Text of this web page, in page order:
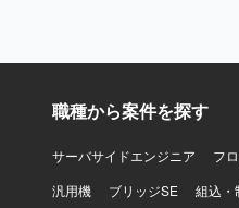
職種から案件を探す
サーバサイドエンジニア フ
汎用機
ブリッジSE 組込・